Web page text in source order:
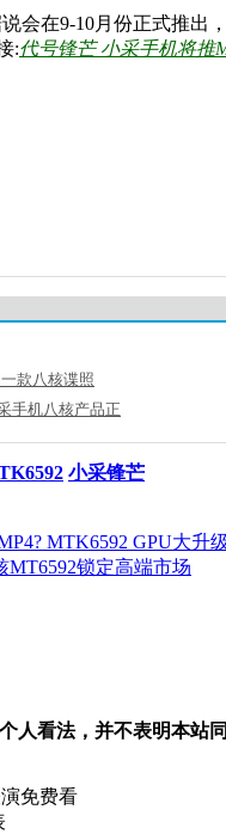
会在9-10月份正式推
:代号锋芒 小采手机将推
款八核谍照
手机八核产品正
小采锋芒
MTK6592 GPU大升
MT6592锁定高端市场
人看法，并不表明本站
免费看